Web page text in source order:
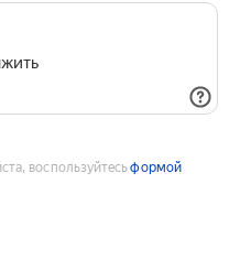
воспользуйтесьформой